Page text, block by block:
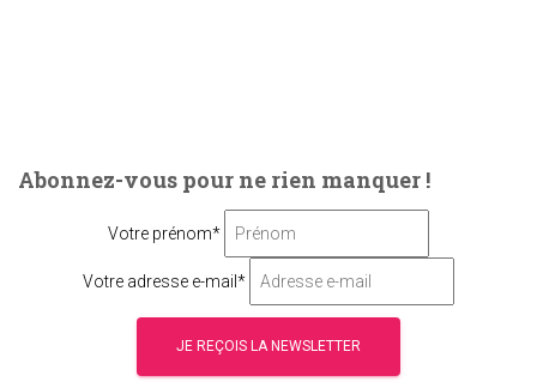
Abonnez-vous pour ne rien manquer !
Votre prénom*
Votre adresse e-mail*